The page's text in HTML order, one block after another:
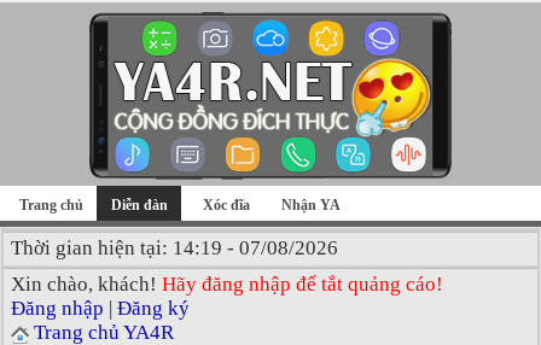
Trang chủ Diễn đàn Xóc đĩa Nhận YA
Thời gian hiện tại: 14:19 - 07/08/2026
Xin chào, khách! Hãy đăng nhập để tắt quảng cáo!
Đăng nhập | Đăng ký
Trang chủ YA4R